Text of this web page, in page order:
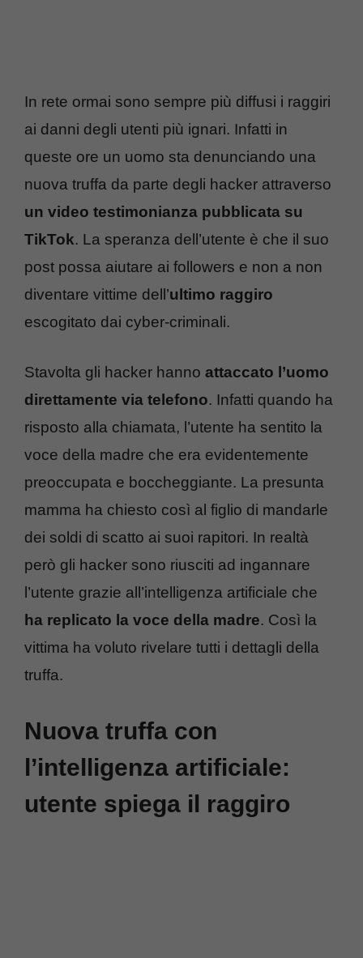
In rete ormai sono sempre più diffusi i raggiri
ai danni degli utenti più ignari. Infatti in
queste ore un uomo sta denunciando una
nuova truffa da parte degli hacker attraverso
un video testimonianza pubblicata su
TikTok. La speranza dell’utente è che il suo
post possa aiutare ai followers e non a non
diventare vittime dell’ultimo raggiro
escogitato dai cyber-criminali.
Stavolta gli hacker hanno attaccato l’uomo
direttamente via telefono. Infatti quando ha
risposto alla chiamata, l’utente ha sentito la
voce della madre che era evidentemente
preoccupata e boccheggiante. La presunta
mamma ha chiesto così al figlio di mandarle
dei soldi di scatto ai suoi rapitori. In realtà
però gli hacker sono riusciti ad ingannare
l’utente grazie all’intelligenza artificiale che
ha replicato la voce della madre. Così la
vittima ha voluto rivelare tutti i dettagli della
truffa.
Nuova truffa con
l’intelligenza artificiale:
utente spiega il raggiro